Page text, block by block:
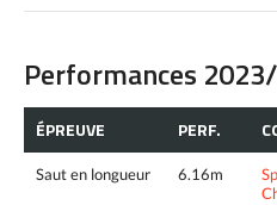
Performances
ÉPREUVE PERF.
Saut en longueur 6.16m